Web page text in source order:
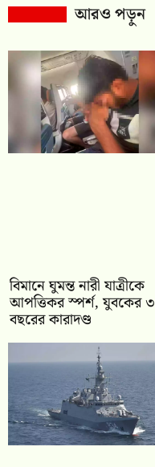
আরও পড়ুন
বিমানে ঘুমন্ত নারী যাত্রীকে
আপত্তিকর স্পর্শ, যুবকের ৩
বছরের কারাদণ্ড